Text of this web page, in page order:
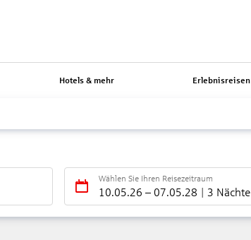
Hotels & mehr Erlebnisreisen
Wählen Sie Ihren Reisezeitraum
10.05.26 – 07.05.28 3 Nächte